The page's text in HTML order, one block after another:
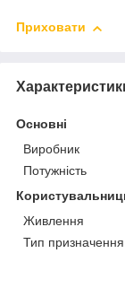
Приховати
Основні
Виробник
Потужність
Живлення
Тип призначення